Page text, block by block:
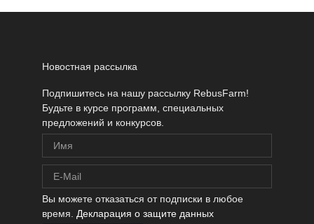
Новостная рассылка
Подпишитесь на нашу рассылку RebusFarm!
Будьте в курсе программ, специальных
предложений и конкурсов.
Вы можете отказаться от подписки в любое
время. Декларация о защите данных